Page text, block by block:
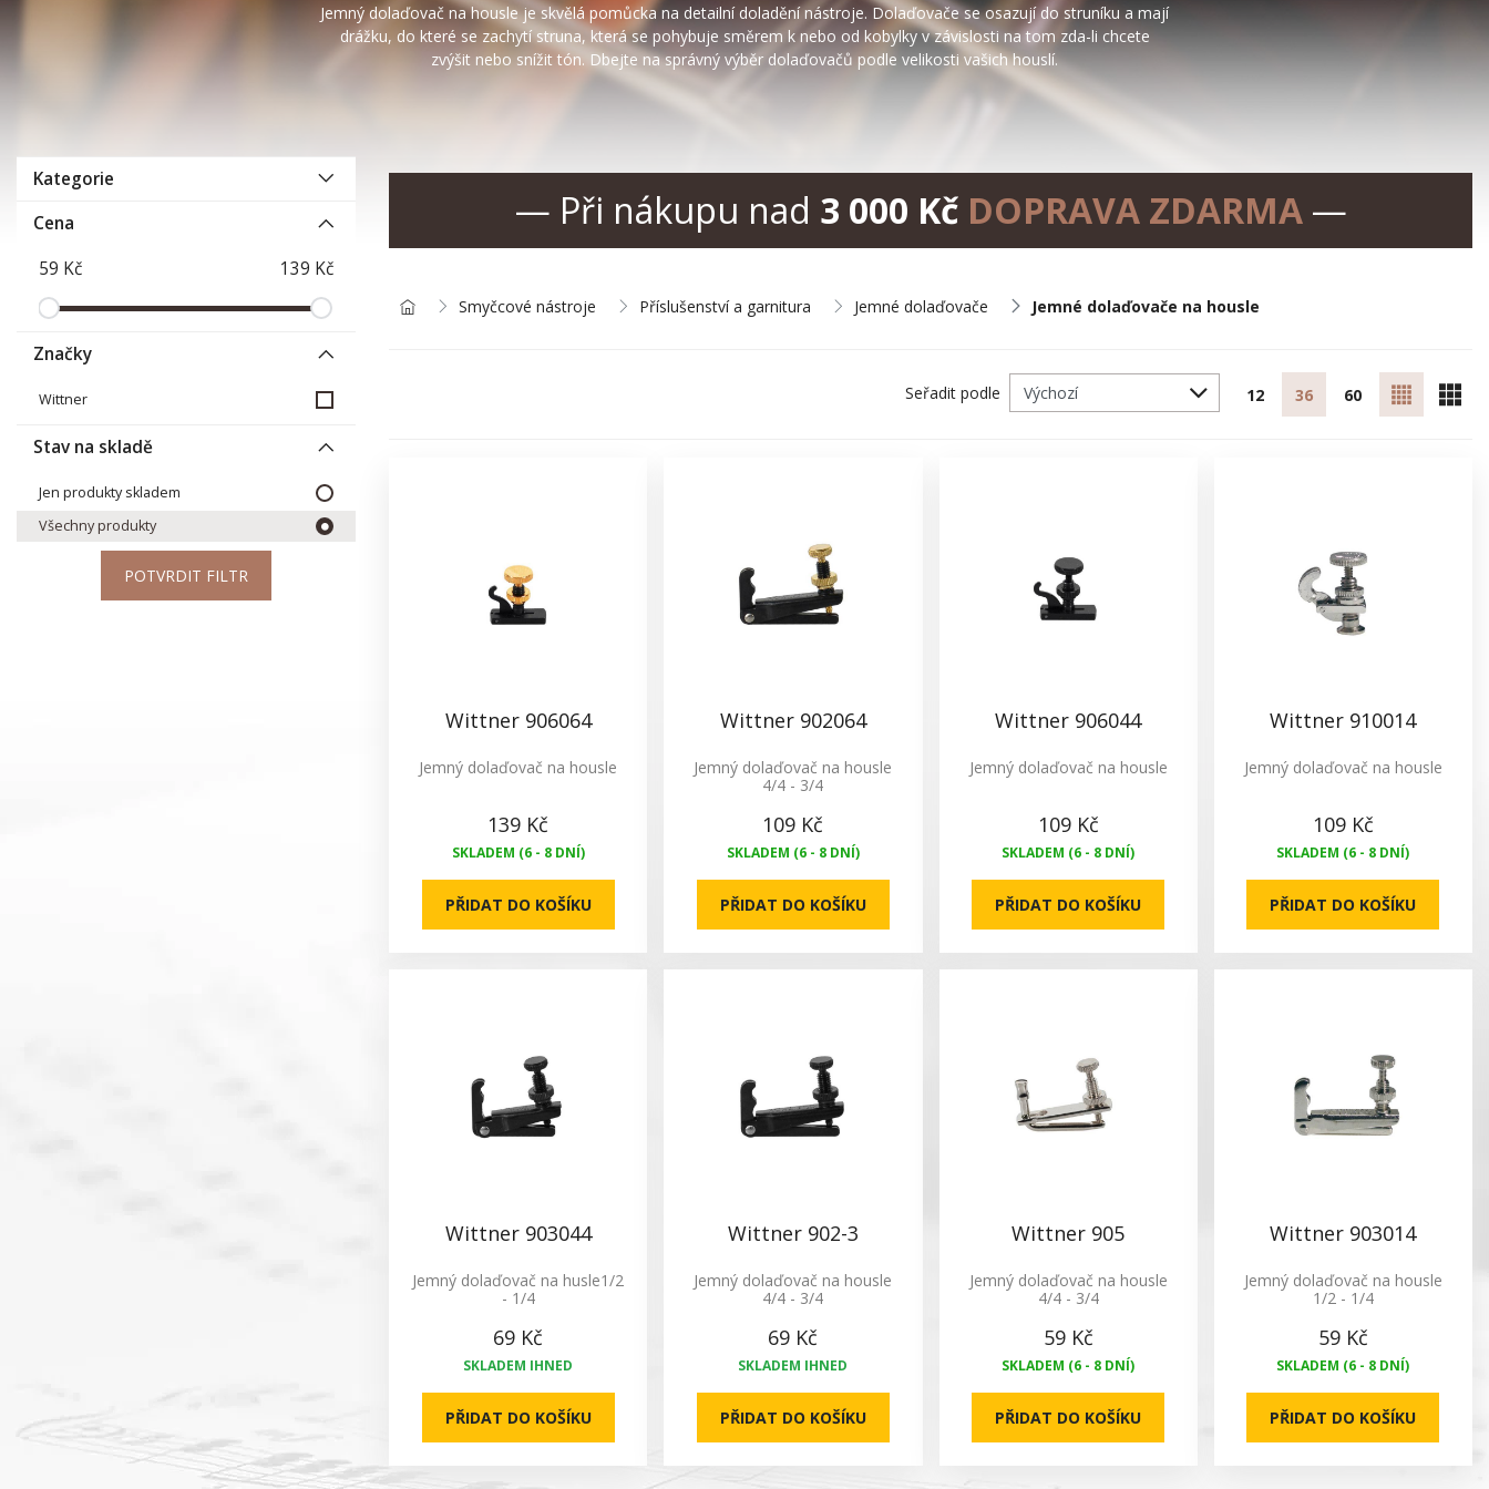
Jemný dolaďovač na housle je skvělá pomůcka na detailní doladění nástroje. Dolaďovače se osazují do struníku a mají
drážku, do které se zachytí struna, která se pohybuje směrem k nebo od kobylky v závislosti na tom zda-li chcete
zvýšit nebo snížit tón. Dbejte na správný výběr dolaďovačů podle velikosti vašich houslí.
Kategorie
Cena
Značky
Wittner
Stav na skladě
Jen produkty skladem
Všechny produkty
POTVRDIT FILTR
— Při nákupu nad 3 000 Kč DOPRAVA ZDARMA—
Smyčcové nástroje Příslušenství a garnitura Jemné dolaďovače Jemné dolaďovače na housle
Seřadit podle 12 36 60
Wittner 906064
Jemný dolaďovač na housle
139 Kč
SKLADEM (6 - 8 DNÍ)
PŘIDAT DO KOŠÍKU
Wittner 902064
Jemný dolaďovač na housle
4/4 - 3/4
109 Kč
SKLADEM (6 - 8 DNÍ)
PŘIDAT DO KOŠÍKU
Wittner 906044
Jemný dolaďovač na housle
109 Kč
SKLADEM (6 - 8 DNÍ)
PŘIDAT DO KOŠÍKU
Wittner 910014
Jemný dolaďovač na housle
109 Kč
SKLADEM (6 - 8 DNÍ)
PŘIDAT DO KOŠÍKU
Wittner 903044
Jemný dolaďovač na husle1/2
- 1/4
69 Kč
SKLADEM IHNED
PŘIDAT DO KOŠÍKU
Wittner 902-3
Jemný dolaďovač na housle
4/4 - 3/4
69 Kč
SKLADEM IHNED
PŘIDAT DO KOŠÍKU
Wittner 905
Jemný dolaďovač na housle
4/4 - 3/4
59 Kč
SKLADEM (6 - 8 DNÍ)
PŘIDAT DO KOŠÍKU
Wittner 903014
Jemný dolaďovač na housle
1/2 - 1/4
59 Kč
SKLADEM (6 - 8 DNÍ)
PŘIDAT DO KOŠÍKU